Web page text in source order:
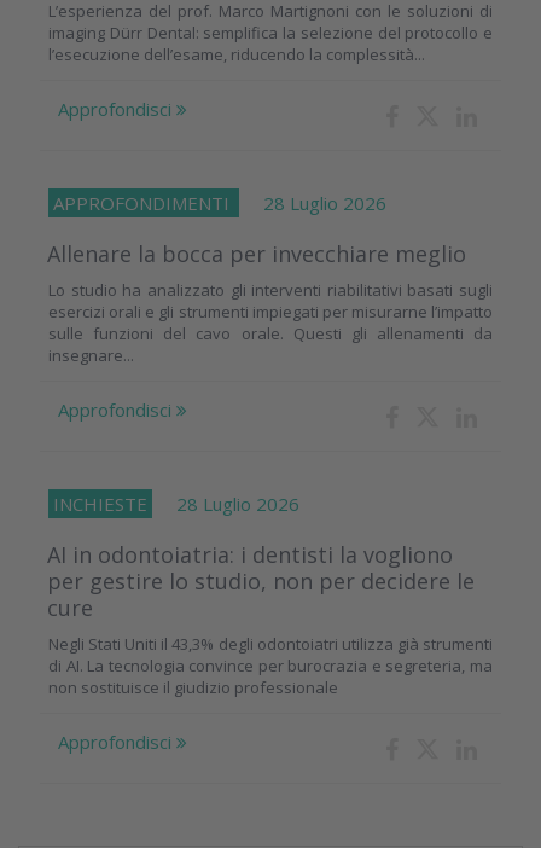
L’esperienza del prof. Marco Martignoni con le soluzioni di
imaging Dürr Dental: semplifica la selezione del protocollo e
l’esecuzione dell’esame, riducendo la complessità...
Approfondisci
APPROFONDIMENTI 28 Luglio 2026
Allenare la bocca per invecchiare meglio
Lo studio ha analizzato gli interventi riabilitativi basati sugli
esercizi orali e gli strumenti impiegati per misurarne l’impatto
sulle funzioni del cavo orale. Questi gli allenamenti da
insegnare...
Approfondisci
INCHIESTE 28 Luglio 2026
AI in odontoiatria: i dentisti la vogliono
per gestire lo studio, non per decidere le
cure
Negli Stati Uniti il 43,3% degli odontoiatri utilizza già strumenti
di AI. La tecnologia convince per burocrazia e segreteria, ma
non sostituisce il giudizio professionale
Approfondisci